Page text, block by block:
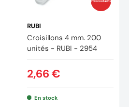
Prix coûtants
RUBI
Croisillons 4 mm. 200
unités - RUBI - 2954
2,66 €
En stock